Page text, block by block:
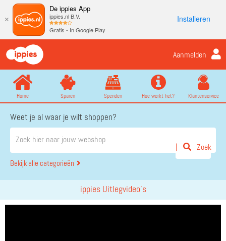
×
De ippies App
ippies.nl B.V.
Gratis - In Google Play
Installeren
Aanmelden
Home Sparen Spenden Hoe werkt het? Klantenservice
Weet je al waar je wilt shoppen?
Bekijk alle categorieën
Zoek
ippies Uitlegvideo’s